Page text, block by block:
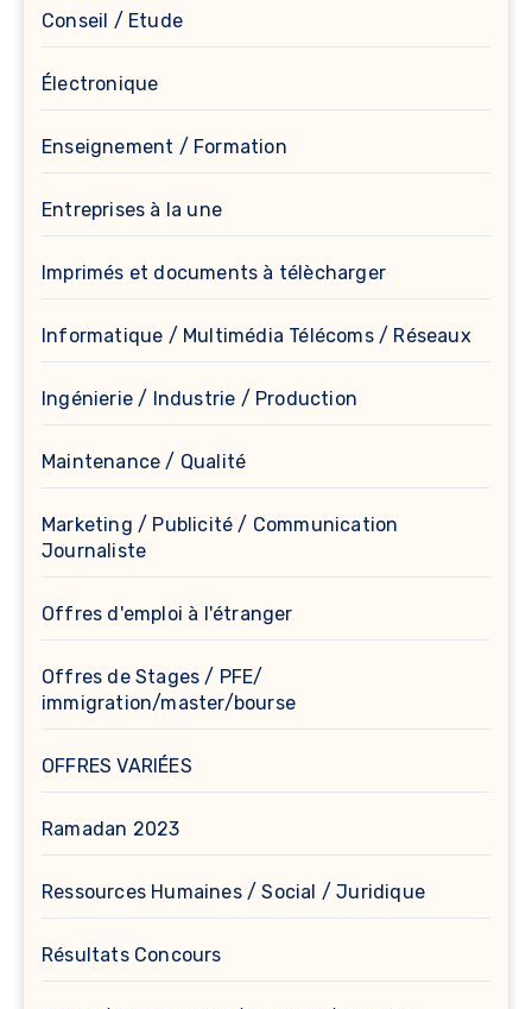
Conseil / Etude
Électronique
Enseignement / Formation
Entreprises à la une
Imprimés et documents à télècharger
Informatique / Multimédia Télécoms / Réseaux
Ingénierie / Industrie / Production
Maintenance / Qualité
Marketing / Publicité / Communication
Journaliste
Offres d'emploi à l'étranger
Offres de Stages / PFE/
immigration/master/bourse
OFFRES VARIÉES
Ramadan 2023
Ressources Humaines / Social / Juridique
Résultats Concours